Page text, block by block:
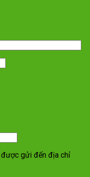
gửi đến địa chỉ